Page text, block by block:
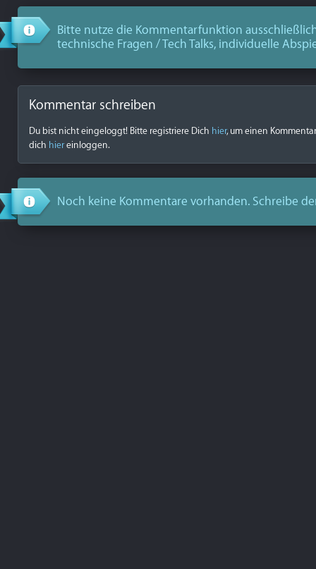
Bitte nutze die Kommentarfunktion
technische Fragen / Tech Talks, individuelle
Kommentar schreiben
Du bist nicht eingeloggt! Bitte registriere Dich hier, um einen
dich hiereinloggen.
Noch keine Kommentare vorhanden. Schreibe